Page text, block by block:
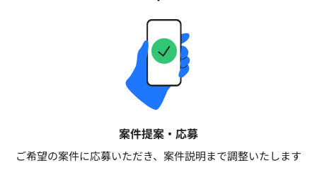
案件提案・応募​
ご希望の案件に応募いただき、案件説明まで調整いたします​​